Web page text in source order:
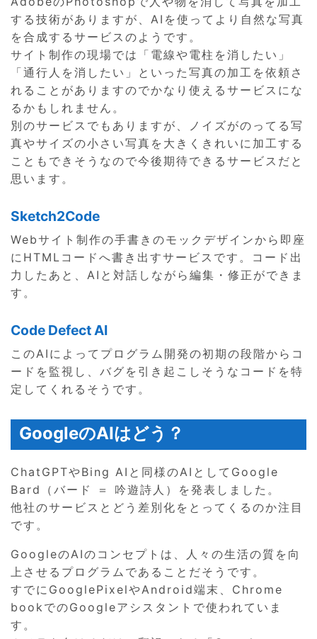
する技術がありますが、AIを使ってより自然な写真
を合成するサービスのようです。
サイト制作の現場では「電線や電柱を消したい」
「通行人を消したい」といった写真の加工を依頼さ
れることがありますのでかなり使えるサービスにな
るかもしれません。
別のサービスでもありますが、ノイズがのってる写
真やサイズの小さい写真を大きくきれいに加工する
こともできそうなので今後期待できるサービスだと
思います。
Sketch2Code
Webサイト制作の手書きのモックデザインから即座
にHTMLコードへ書き出すサービスです。コード出
力したあと、AIと対話しながら編集・修正ができま
す。
Code Defect AI
このAIによってプログラム開発の初期の段階からコ
ードを監視し、バグを引き起こしそうなコードを特
定してくれるそうです。
GoogleのAIはどう？
ChatGPTやBing AIと同様のAIとしてGoogle
Bard（バード ＝ 吟遊詩人）を発表しました。
他社のサービスとどう差別化をとってくるのか注目
です。
GoogleのAIのコンセプトは、人々の生活の質を向
上させるプログラムであることだそうです。
すでにGooglePixelやAndroid端末、Chrome
bookでのGoogleアシスタントで使われていま
す。